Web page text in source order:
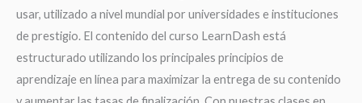
usar, utilizado a nivel mundial por universidades e instituciones
de prestigio. El contenido del curso LearnDash está
estructurado utilizando los principales principios de
aprendizaje en línea para maximizar la entrega de su contenido